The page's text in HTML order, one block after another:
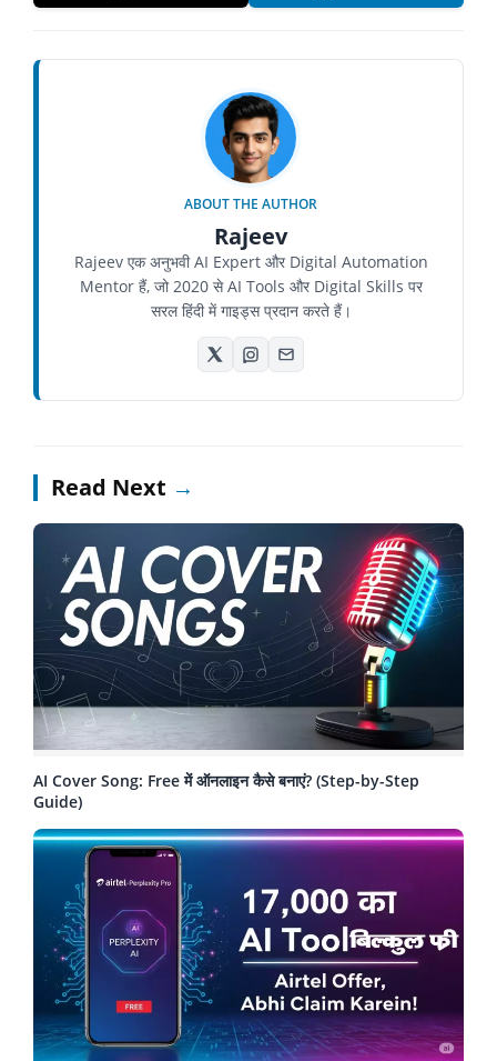
ABOUT THE AUTHOR
Rajeev
Rajeev एक अनुभवी AI Expert और Digital Automation
Mentor हैं, जो 2020 से AI Tools और Digital Skills पर
सरल हिंदी में गाइड्स प्रदान करते हैं।
Read Next →
AI Cover Song: Free में ऑनलाइन कैसे बनाएं? (Step-by-Step
Guide)